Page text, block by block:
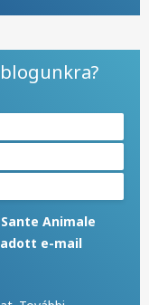
Animale
e-mail